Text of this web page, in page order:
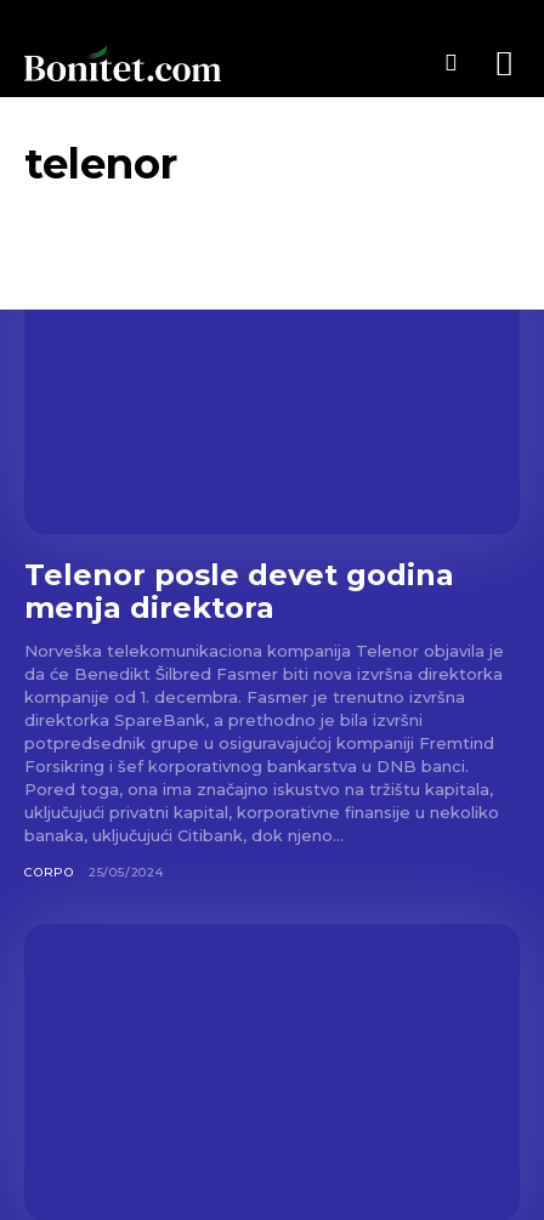
telenor
Telenor posle devet godina
menja direktora
Norveška telekomunikaciona kompanija Telenor objavila je
da će Benedikt Šilbred Fasmer biti nova izvršna direktorka
kompanije od 1. decembra. Fasmer je trenutno izvršna
direktorka SpareBank, a prethodno je bila izvršni
potpredsednik grupe u osiguravajućoj kompaniji Fremtind
Forsikring i šef korporativnog bankarstva u DNB banci.
Pored toga, ona ima značajno iskustvo na tržištu kapitala,
uključujući privatni kapital, korporativne finansije u nekoliko
banaka, uključujući Citibank, dok njeno...
CORPO 25/05/2024